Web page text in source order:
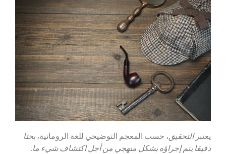
يعتبرالتحقيق، حسب المعجم التوضيحي للغة الرومانية، بحثا
دقيقا يتم إجراؤه بشكل منهجي من أجل اكتشاف شيء ما.